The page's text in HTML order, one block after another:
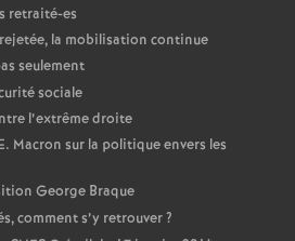
retraité-es
la mobilisation continue
seulement
sociale
l’extrême droite
Macron sur la politique envers les
George Braque
comment s’y retrouver?